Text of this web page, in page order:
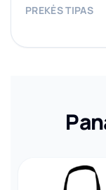
PREKĖS TIPAS